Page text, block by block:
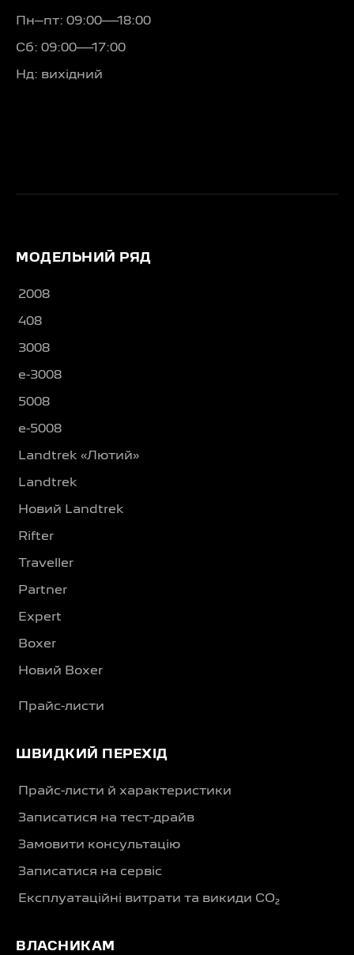
Пн–пт: 09:00—18:00
Сб: 09:00—17:00
Нд: вихідний
МОДЕЛЬНИЙ РЯД
2008
408
3008
e-3008
5008
e-5008
Landtrek «Лютий»
Landtrek
Новий Landtrek
Rifter
Traveller
Partner
Expert
Boxer
Новий Boxer
Прайс-листи
ШВИДКИЙ ПЕРЕХІД
Прайс-листи й характеристики
Записатися на тест-драйв
Замовити консультацію
Записатися на сервіс
Експлуатаційні витрати та викиди CO₂
ВЛАСНИКАМ